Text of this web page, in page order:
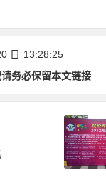
日 13:28:25
务必保留本文链接